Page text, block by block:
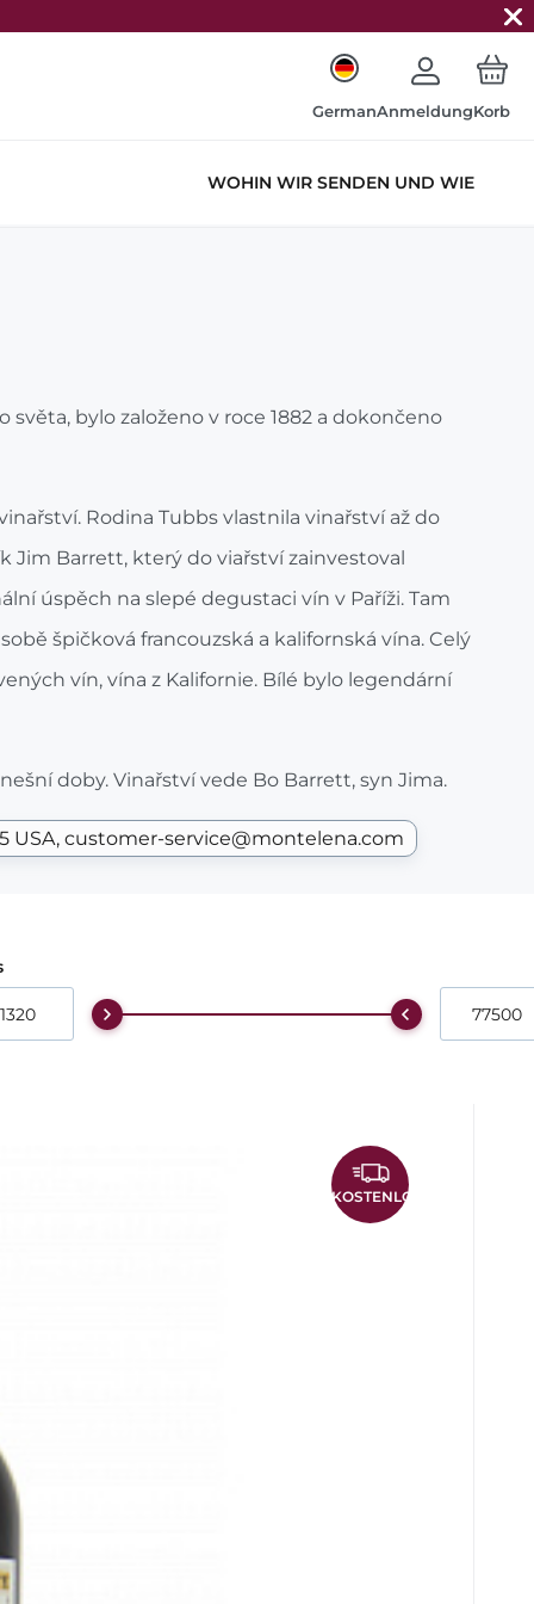
GermanAnmeldungKorb
WOHIN WIR SENDEN UND WIE
bylo založeno v roce 1882 a dokončeno
Rodina Tubbs vlastnila vinařství až do
Jim Barrett, který do viařství zainvestoval
úspěch na slepé degustaci vín v Paříži. Tam
špičková francouzská a kalifornská vína. Celý
vín, vína z Kalifornie. Bílé bylo legendární
doby. Vinařství vede Bo Barrett, syn Jima.
USA customer-service@montelena.com
KOSTENLOS
Reifezeit der Trauben im Weinberg als